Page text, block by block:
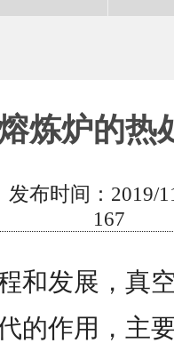
炼炉的热
布时间：2019/
167
和发展，真
的作用，主